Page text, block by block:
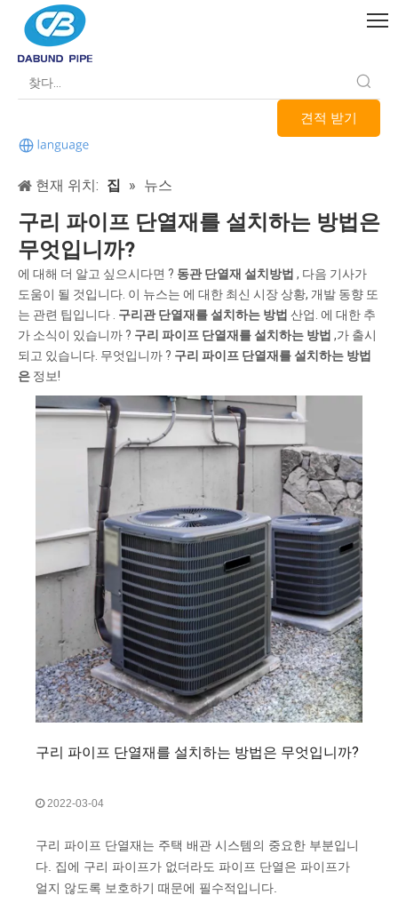
견적 받기
현재 위치: 집 » 뉴스
구리 파이프 단열재를 설치하는 방법은
무엇입니까?
에 대해 더 알고 싶으시다면 ? 동관 단열재 설치방법 , 다음 기사가
도움이 될 것입니다. 이 뉴스는 에 대한 최신 시장 상황, 개발 동향 또
는 관련 팁입니다 . 구리관 단열재를 설치하는 방법 산업. 에 대한 추
가 소식이 있습니까 ? 구리 파이프 단열재를 설치하는 방법 ,가 출시
되고 있습니다. 무엇입니까 ? 구리 파이프 단열재를 설치하는 방법
은 정보!
구리 파이프 단열재를 설치하는 방법은 무엇입니까?
2022-03-04
구리 파이프 단열재는 주택 배관 시스템의 중요한 부분입니
다. 집에 구리 파이프가 없더라도 파이프 단열은 파이프가
얼지 않도록 보호하기 때문에 필수적입니다.